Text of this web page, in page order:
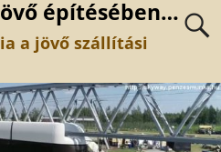
építésében…
a jövő szállítási